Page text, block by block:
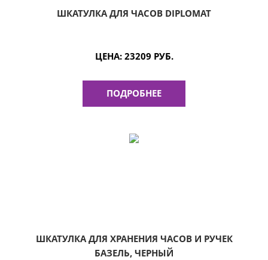
ШКАТУЛКА ДЛЯ ЧАСОВ DIPLOMAT
ЦЕНА:23209 РУБ.
ПОДРОБНЕЕ
ШКАТУЛКА ДЛЯ ХРАНЕНИЯ ЧАСОВ И РУЧЕК
БАЗЕЛЬ, ЧЕРНЫЙ